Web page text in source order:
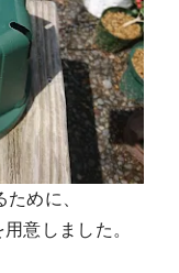
ために、
用意しました。